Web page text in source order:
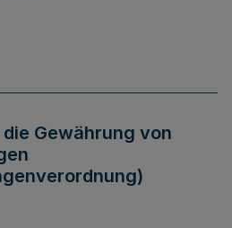
Gewährung von